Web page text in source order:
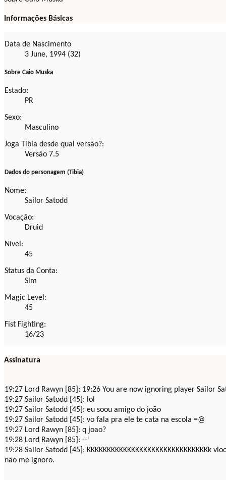
Informações Básicas
Data de Nascimento
3 June, 1994 (32)
Sobre Caio Muska
Estado:
PR
Sexo:
Masculino
Joga Tibia desde qual versão?:
Versão 7.5
Dados do personagem (Tibia)
Nome:
Sailor Satodd
Vocação:
Druid
Nível:
45
Status da Conta:
Sim
Magic Level:
45
Fist Fighting:
16/23
Assinatura
19:27 Lord Rawyn [85]: 19:26 You are now ignoring player Sailor
19:27 Sailor Satodd [45]: lol
19:27 Sailor Satodd [45]: eu soou amigo do joão
19:27 Sailor Satodd [45]: vo fala pra ele te cata na escola =@
19:27 Lord Rawyn [85]: q joao?
19:28 Lord Rawyn [85]: --'
19:28 Sailor Satodd [45]: KKKKKKKKKKKKKKKKKKKKKKKKKKKKKKk
não me ignoro.